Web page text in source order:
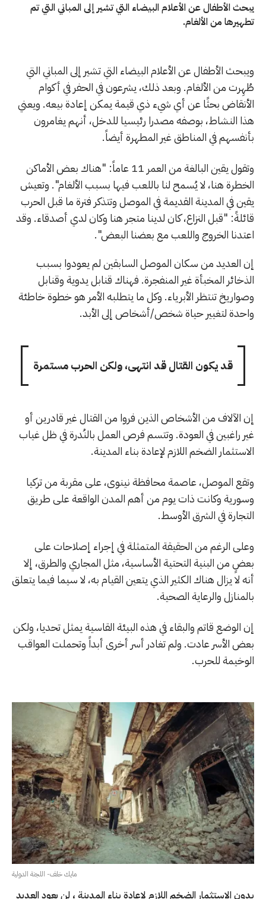
يبحث الأطفال عن الأعلام البيضاء التي تشير إلى المباني التي تم
تطهيرها من الألغام.
ويبحث الأطفال عن الأعلام البيضاء التي تشير إلى المباني التي
طُهِرت من الألغام. وبعد ذلك، يشرعون في الحفر في أكوام
الأنقاض بحثًا عن أي شيء ذي قيمة يمكن إعادة بيعه. ويعني
هذا النشاط، بوصفه مصدرا رئيسيا للدخل، أنهم يغامرون
بأنفسهم في المناطق غير المطهرة أيضاً.
وتقول يقين البالغة من العمر 11 عاماً: "هناك بعض الأماكن
الخطرة هنا، لا يُسمح لنا باللعب فيها بسبب الألغام". وتعيش
يقين في المدينة القديمة في الموصل وتتذكر فترة ما قبل الحرب
قائلةً: "قبل النزاع، كان لدينا متجر هنا وكان لدي أصدقاء. وقد
اعتدنا الخروج واللعب مع بعضنا البعض".
إن العديد من سكان الموصل السابقين لم يعودوا بسبب
الذخائر المخبأة غير المنفجرة. فهناك قنابل يدوية وقنابل
وصواريخ تنتظر الأبرياء. وكل ما يتطلبه الأمر هو خطوة خاطئة
واحدة لتغيير حياة شخص/أشخاص إلى الأبد.
قد يكون القتال قد انتهى، ولكن الحرب مستمرة
إن الآلاف من الأشخاص الذين فروا من القتال غير قادرين أو
غير راغبين في العودة. وتتسم فرص العمل بالنُدرة في ظل غياب
الاستثمار الضخم اللازم لإعادة بناء المدينة.
وتقع الموصل، عاصمة محافظة نينوى، على مقربة من تركيا
وسورية وكانت ذات يوم من أهم المدن الواقعة على طريق
التجارة في الشرق الأوسط.
وعلى الرغم من الحقيقة المتمثلة في إجراء إصلاحات على
بعضٍ من البنية التحتية الأساسية، مثل المجاري والطرق، إلا
أنه لا يزال هناك الكثير الذي يتعين القيام به، لا سيما فيما يتعلق
بالمنازل والرعاية الصحية.
إن الوضع قاتم والبقاء في هذه البيئة القاسية يمثل تحديا، ولكن
بعض الأسر عادت. ولم تغادر أسر أخرى أبداً وتحملت العواقب
الوخيمة للحرب.
مايك خلف- اللجنة الدولية
بدون الاستثمار الضخم اللازم لإعادة بناء المدينة ، لن يعود العديد